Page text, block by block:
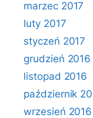
marzec 2017
luty 2017
styczeń 2017
grudzień 2016
listopad 2016
październik
wrzesień 2016